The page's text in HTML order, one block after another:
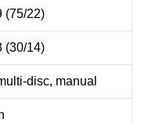
(75/22)
(30/14)
disc, manual